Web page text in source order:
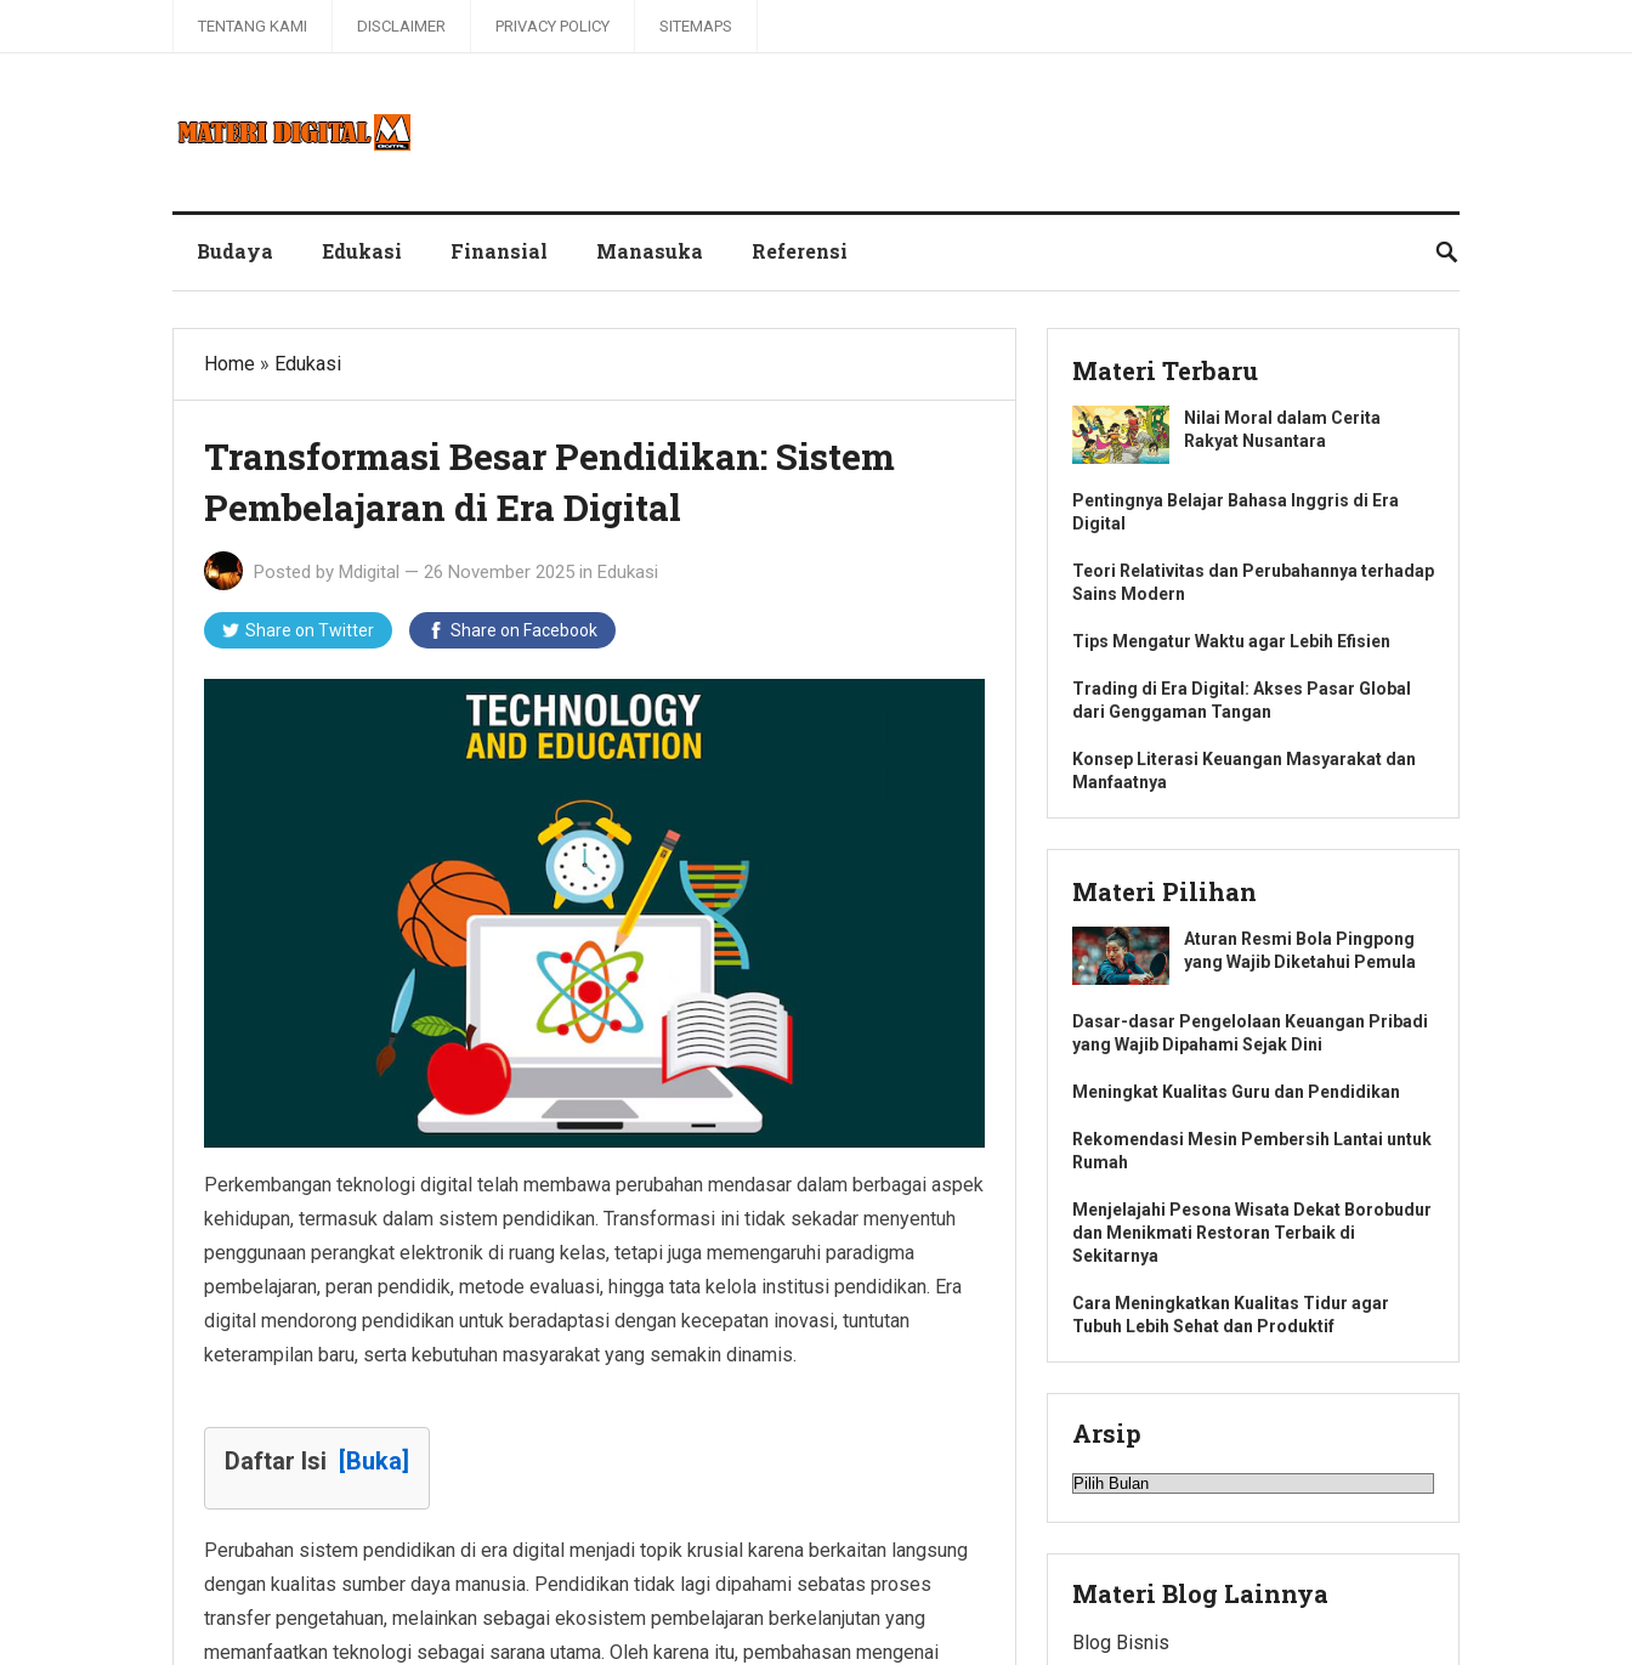
TENTANG KAMI DISCLAIMER PRIVACY POLICY SITEMAPS
Budaya Edukasi Finansial Manasuka Referensi
Home » Edukasi
Transformasi Besar Pendidikan: Sistem
Pembelajaran di Era Digital
Posted by Mdigital — 26 November 2025 in Edukasi
Share on Twitter Share on Facebook
Perkembangan teknologi digital telah membawa perubahan mendasar dalam berbagai aspek
kehidupan, termasuk dalam sistem pendidikan. Transformasi ini tidak sekadar menyentuh
penggunaan perangkat elektronik di ruang kelas, tetapi juga memengaruhi paradigma
pembelajaran, peran pendidik, metode evaluasi, hingga tata kelola institusi pendidikan. Era
digital mendorong pendidikan untuk beradaptasi dengan kecepatan inovasi, tuntutan
keterampilan baru, serta kebutuhan masyarakat yang semakin dinamis.
Daftar Isi [Buka]
Perubahan sistem pendidikan di era digital menjadi topik krusial karena berkaitan langsung
dengan kualitas sumber daya manusia. Pendidikan tidak lagi dipahami sebatas proses
transfer pengetahuan, melainkan sebagai ekosistem pembelajaran berkelanjutan yang
memanfaatkan teknologi sebagai sarana utama. Oleh karena itu, pembahasan mengenai
Materi Terbaru
Nilai Moral dalam Cerita
Rakyat Nusantara
Pentingnya Belajar Bahasa Inggris di Era
Digital
Teori Relativitas dan Perubahannya terhadap
Sains Modern
Tips Mengatur Waktu agar Lebih Efisien
Trading di Era Digital: Akses Pasar Global
dari Genggaman Tangan
Konsep Literasi Keuangan Masyarakat dan
Manfaatnya
Materi Pilihan
Aturan Resmi Bola Pingpong
yang Wajib Diketahui Pemula
Dasar-dasar Pengelolaan Keuangan Pribadi
yang Wajib Dipahami Sejak Dini
Meningkat Kualitas Guru dan Pendidikan
Rekomendasi Mesin Pembersih Lantai untuk
Rumah
Menjelajahi Pesona Wisata Dekat Borobudur
dan Menikmati Restoran Terbaik di
Sekitarnya
Cara Meningkatkan Kualitas Tidur agar
Tubuh Lebih Sehat dan Produktif
Arsip
Arsip
Materi Blog Lainnya
Blog Bisnis